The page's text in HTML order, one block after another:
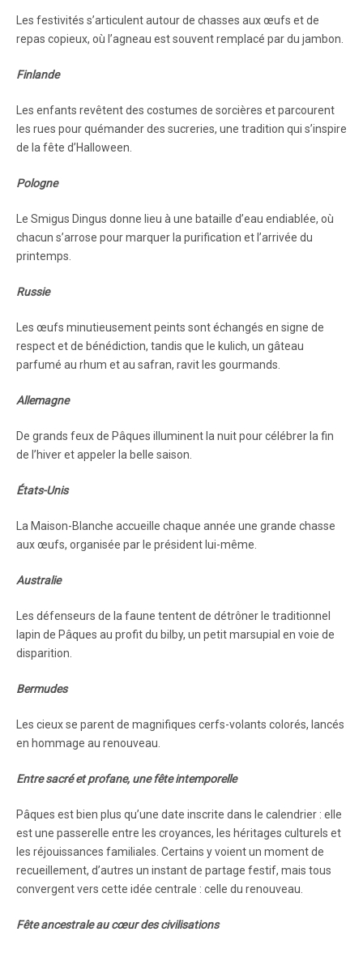
Les festivités s’articulent autour de chasses aux œufs et de
repas copieux, où l’agneau est souvent remplacé par du jambon.
Finlande
Les enfants revêtent des costumes de sorcières et parcourent
les rues pour quémander des sucreries, une tradition qui s’inspire
de la fête d’Halloween.
Pologne
Le Smigus Dingus donne lieu à une bataille d’eau endiablée, où
chacun s’arrose pour marquer la purification et l’arrivée du
printemps.
Russie
Les œufs minutieusement peints sont échangés en signe de
respect et de bénédiction, tandis que le kulich, un gâteau
parfumé au rhum et au safran, ravit les gourmands.
Allemagne
De grands feux de Pâques illuminent la nuit pour célébrer la fin
de l’hiver et appeler la belle saison.
États-Unis
La Maison-Blanche accueille chaque année une grande chasse
aux œufs, organisée par le président lui-même.
Australie
Les défenseurs de la faune tentent de détrôner le traditionnel
lapin de Pâques au profit du bilby, un petit marsupial en voie de
disparition.
Bermudes
Les cieux se parent de magnifiques cerfs-volants colorés, lancés
en hommage au renouveau.
Entre sacré et profane, une fête intemporelle
Pâques est bien plus qu’une date inscrite dans le calendrier : elle
est une passerelle entre les croyances, les héritages culturels et
les réjouissances familiales. Certains y voient un moment de
recueillement, d’autres un instant de partage festif, mais tous
convergent vers cette idée centrale : celle du renouveau.
Fête ancestrale au cœur des civilisations